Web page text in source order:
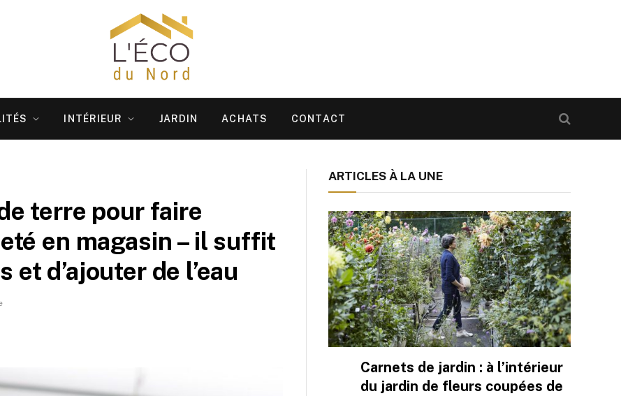
INTÉRIEUR JARDIN ACHATS CONTACT
terre pour faire
en magasin – il suffit
d’ajouter de l’eau
ARTICLES À LA UNE
Carnets de jardin : à l’intérieur
du jardin de fleurs coupées de